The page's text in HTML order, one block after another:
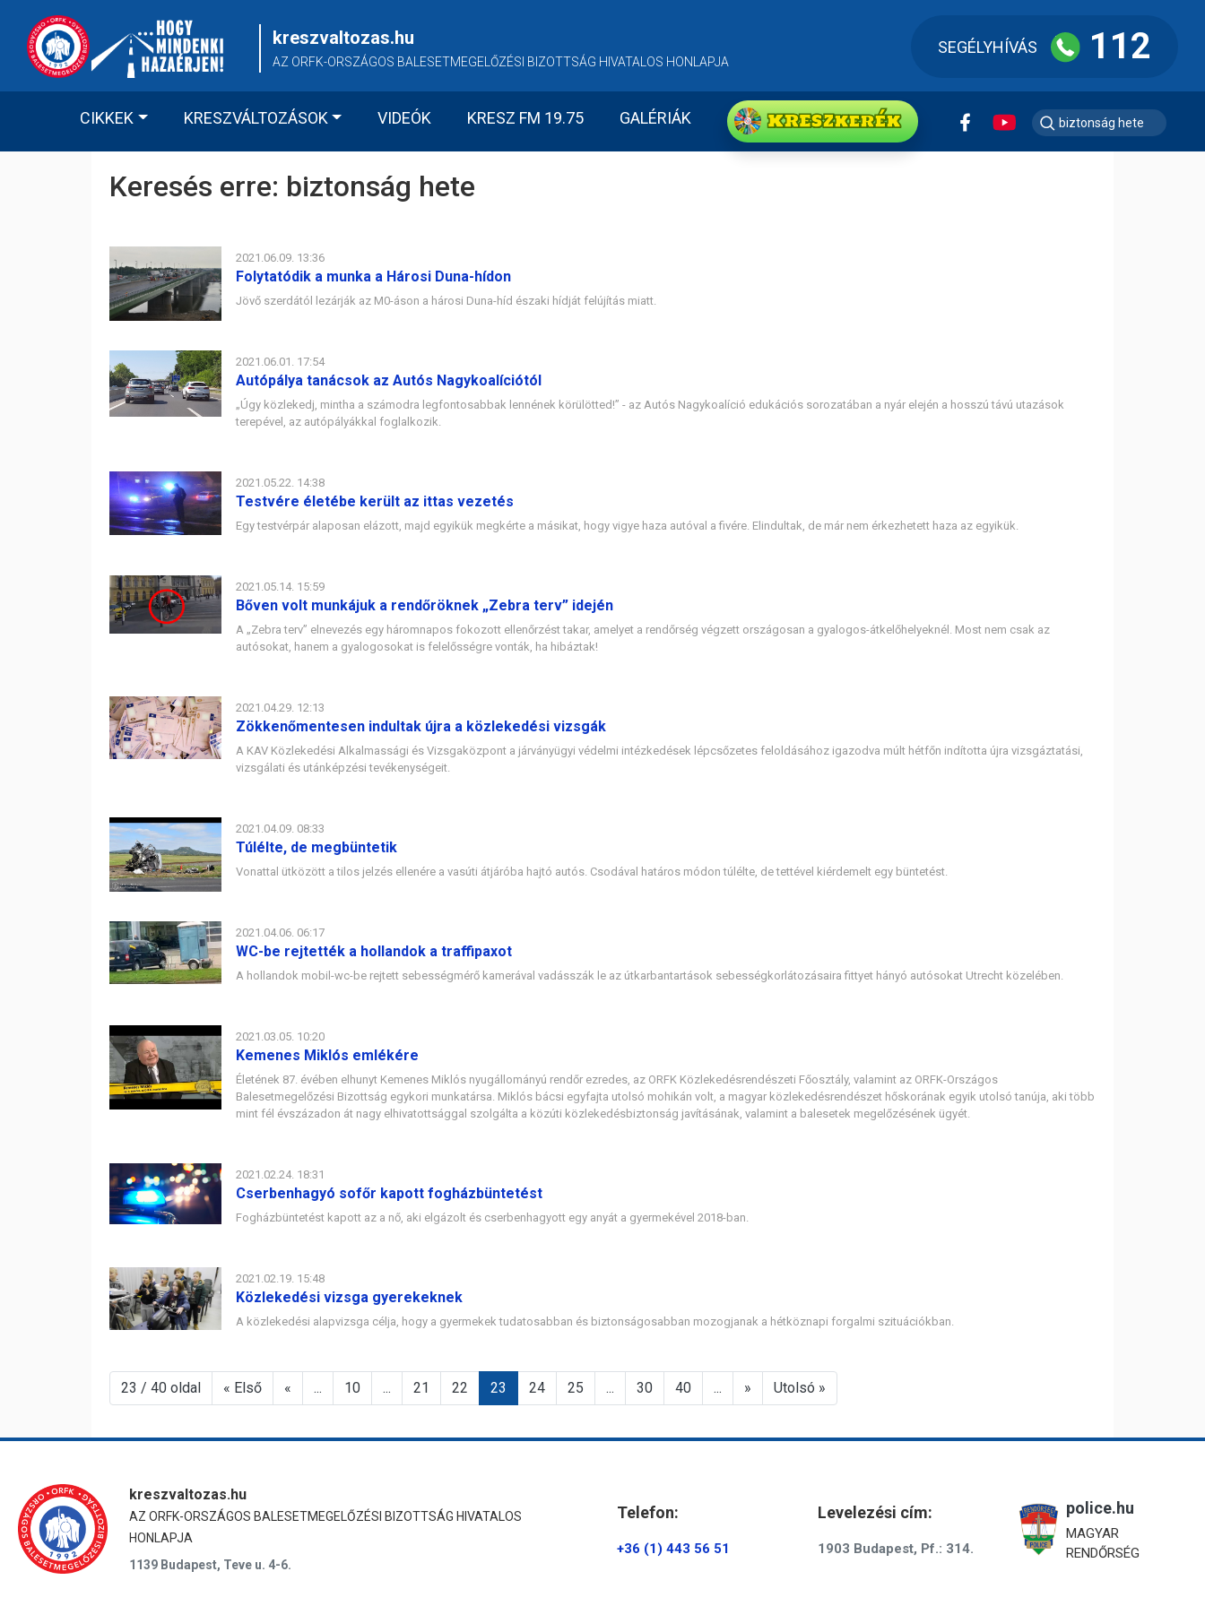
content
kreszvaltozas.hu
AZ ORFK-ORSZÁGOS BALESETMEGELŐZÉSI BIZOTTSÁG HIVATALOS HONLAPJA
SEGÉLYHÍVÁS 112
CIKKEK KRESZVÁLTOZÁSOK VIDEÓK KRESZ FM 19.75 GALÉRIÁK KRESZkerék
Keresés erre: biztonság hete
2021.06.09. 13:36
Folytatódik a munka a Hárosi Duna-hídon
Jövő szerdától lezárják az M0-áson a hárosi Duna-híd északi hídját felújítás miatt.
2021.06.01. 17:54
Autópálya tanácsok az Autós Nagykoalíciótól
„Úgy közlekedj, mintha a számodra legfontosabbak lennének körülötted!” - az Autós Nagykoalíció edukációs sorozatában a nyár elején a hosszú távú utazások
terepével, az autópályákkal foglalkozik.
2021.05.22. 14:38
Testvére életébe került az ittas vezetés
Egy testvérpár alaposan elázott, majd egyikük megkérte a másikat, hogy vigye haza autóval a fivére. Elindultak, de már nem érkezhetett haza az egyikük.
2021.05.14. 15:59
Bőven volt munkájuk a rendőröknek „Zebra terv” idején
A „Zebra terv” elnevezés egy háromnapos fokozott ellenőrzést takar, amelyet a rendőrség végzett országosan a gyalogos-átkelőhelyeknél. Most nem csak az
autósokat, hanem a gyalogosokat is felelősségre vonták, ha hibáztak!
2021.04.29. 12:13
Zökkenőmentesen indultak újra a közlekedési vizsgák
A KAV Közlekedési Alkalmassági és Vizsgaközpont a járványügyi védelmi intézkedések lépcsőzetes feloldásához igazodva múlt hétfőn indította újra vizsgáztatási,
vizsgálati és utánképzési tevékenységeit.
2021.04.09. 08:33
Túlélte, de megbüntetik
Vonattal ütközött a tilos jelzés ellenére a vasúti átjáróba hajtó autós. Csodával határos módon túlélte, de tettével kiérdemelt egy büntetést.
2021.04.06. 06:17
WC-be rejtették a hollandok a traffipaxot
A hollandok mobil-wc-be rejtett sebességmérő kamerával vadásszák le az útkarbantartások sebességkorlátozásaira fittyet hányó autósokat Utrecht közelében.
2021.03.05. 10:20
Kemenes Miklós emlékére
Életének 87. évében elhunyt Kemenes Miklós nyugállományú rendőr ezredes, az ORFK Közlekedésrendészeti Főosztály, valamint az ORFK-Országos
Balesetmegelőzési Bizottság egykori munkatársa. Miklós bácsi egyfajta utolsó mohikán volt, a magyar közlekedésrendészet hőskorának egyik utolsó tanúja, aki több
mint fél évszázadon át nagy elhivatottsággal szolgálta a közúti közlekedésbiztonság javításának, valamint a balesetek megelőzésének ügyét.
2021.02.24. 18:31
Cserbenhagyó sofőr kapott fogházbüntetést
Fogházbüntetést kapott az a nő, aki elgázolt és cserbenhagyott egy anyát a gyermekével 2018-ban.
2021.02.19. 15:48
Közlekedési vizsga gyerekeknek
A közlekedési alapvizsga célja, hogy a gyermekek tudatosabban és biztonságosabban mozogjanak a hétköznapi forgalmi szituációkban.
23 / 40 oldal « Első « ... 10 ... 21 22 23 24 25 ... 30 40 ... » Utolsó »
kreszvaltozas.hu
AZ ORFK-ORSZÁGOS BALESETMEGELŐZÉSI BIZOTTSÁG HIVATALOS
HONLAPJA
1139 Budapest, Teve u. 4-6.
Telefon:
+36 (1) 443 56 51
Levelezési cím:
1903 Budapest, Pf.: 314.
police.hu
MAGYAR
RENDŐRSÉG